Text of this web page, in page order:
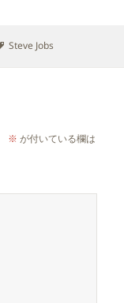
タ
Steve Jobs
※ が付いている欄は